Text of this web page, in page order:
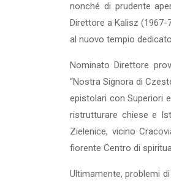
nonché di prudente
Direttore a Kalisz
al nuovo tempio
Nominato Direttore
“Nostra Signora di
epistolari con Superiori
ristrutturare chiese e
Zielenice, vicino
fiorente Centro di
Ultimamente, problemi